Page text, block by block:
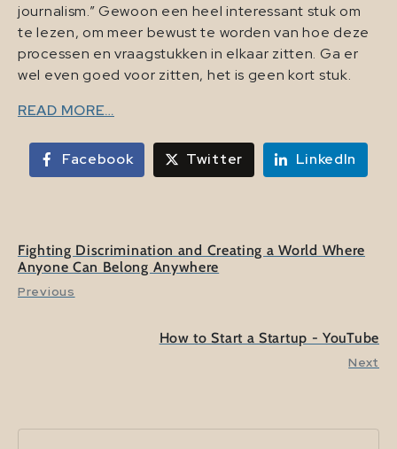
journalism.” Gewoon een heel interessant stuk om
te lezen, om meer bewust te worden van hoe deze
processen en vraagstukken in elkaar zitten. Ga er
wel even goed voor zitten, het is geen kort stuk.
READ MORE…
Facebook Twitter LinkedIn
Fighting Discrimination and Creating a World Where
Anyone Can Belong Anywhere
Previous
How to Start a Startup - YouTube
Next